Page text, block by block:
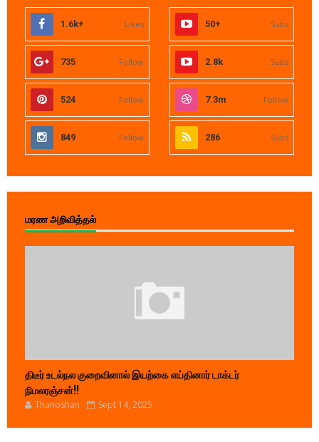
1.6k+ Likes 50+ Subs
735 Follow 2.8k Subs
524 Follow 7.3m Follow
849 Follow 286 Subs
மரண அறிவித்தல்
திடீர் உடல்நல குறைவினால் இயற்கை எய்தினார் டாக்டர்
நிமலரஞ்சன்!!
Thanoshan Sept 14, 2025